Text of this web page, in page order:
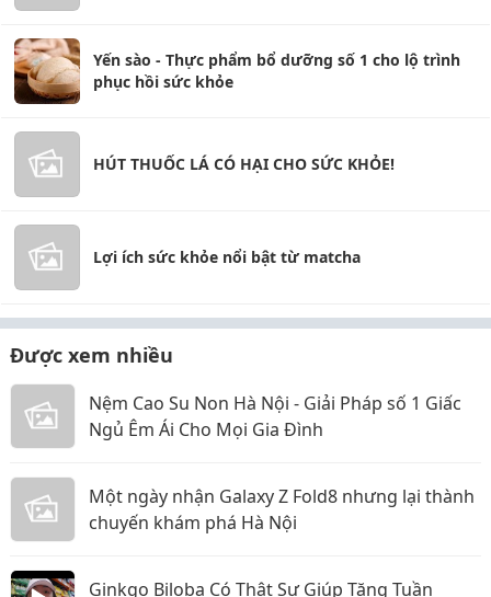
Yến sào - Thực phẩm bổ dưỡng số 1 cho lộ trình
phục hồi sức khỏe
HÚT THUỐC LÁ CÓ HẠI CHO SỨC KHỎE!
Lợi ích sức khỏe nổi bật từ matcha
Được xem nhiều
Nệm Cao Su Non Hà Nội - Giải Pháp số 1 Giấc
Ngủ Êm Ái Cho Mọi Gia Đình
Một ngày nhận Galaxy Z Fold8 nhưng lại thành
chuyến khám phá Hà Nội
Ginkgo Biloba Có Thật Sự Giúp Tăng Tuần